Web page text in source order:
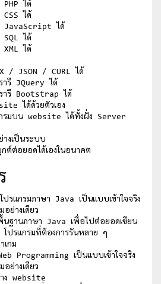
PHP ได้
CSS ได้
JavaScript ได้
SQL ได้
XML ได้
/ JSON / CURL ได้
ารี JQuery ได้
รารี Bootstrap ได้
ได้ด้วยตัวเอง
กรมบน website ได้ทั้งฝั่ง Server
างเป็นระบบ
ต์ต่อยอดได้เองในอนาคต
ปรแกรมภาษา Java เป็นแบบเข้าใจจริง
ย่างเดียว
ฐานภาษา Java เพื่อไปต่อยอดเขียน
โปรแกรมที่ต้องการรันหลาย ๆ
กม
Programming เป็นแบบเข้าใจจริง
ย่างเดียว
ง website